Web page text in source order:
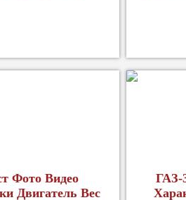
Фото Видео
Двигатель Вес
ГАЗ-